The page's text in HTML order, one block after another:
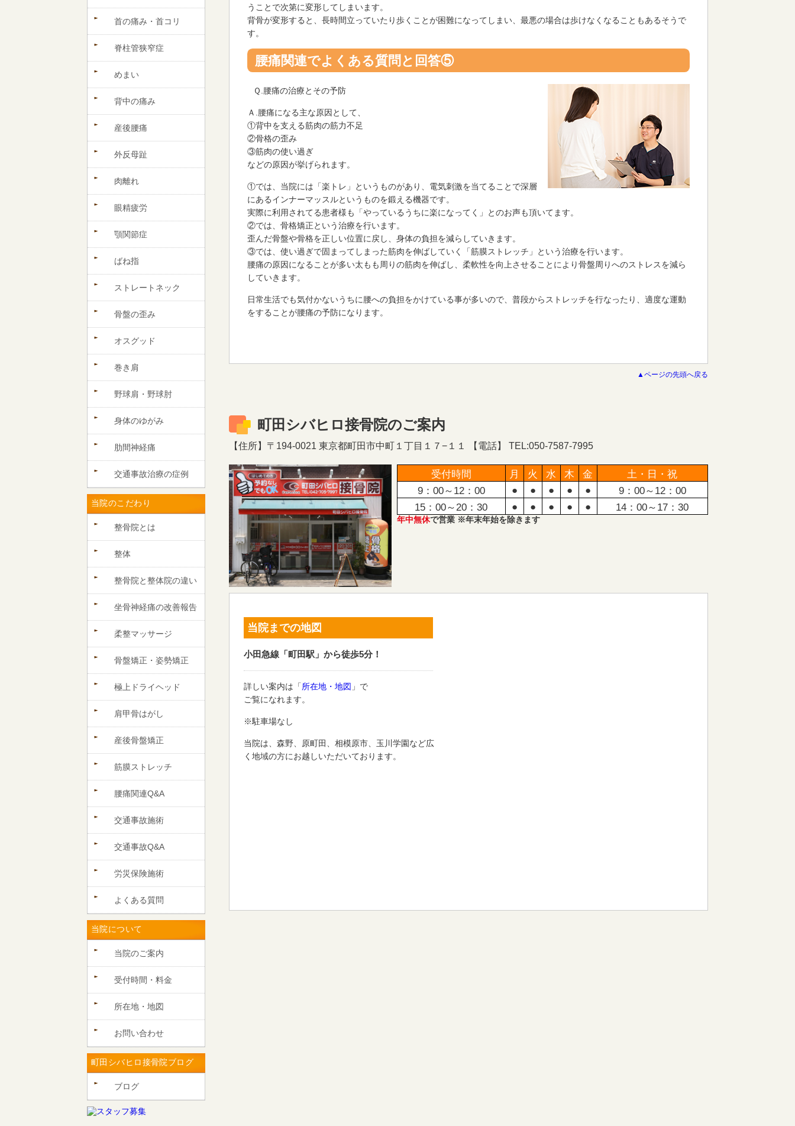
うことで次第に変形してしまいます。
背骨が変形すると、長時間立っていたり歩くことが困難になってしまい、最悪の場合は歩けなくなることもあるそうで
す。
腰痛関連でよくある質問と回答⑤
Ｑ.腰痛の治療とその予防
Ａ.腰痛になる主な原因として、
①背中を支える筋肉の筋力不足
②骨格の歪み
③筋肉の使い過ぎ
などの原因が挙げられます。
①では、当院には「楽トレ」というものがあり、電気刺激を当てることで深層
にあるインナーマッスルというものを鍛える機器です。
実際に利用されてる患者様も「やっているうちに楽になってく」とのお声も頂いてます。
②では、骨格矯正という治療を行います。
歪んだ骨盤や骨格を正しい位置に戻し、身体の負担を減らしていきます。
③では、使い過ぎで固まってしまった筋肉を伸ばしていく「筋膜ストレッチ」という治療を行います。
腰痛の原因になることが多い太もも周りの筋肉を伸ばし、柔軟性を向上させることにより骨盤周りへのストレスを減ら
していきます。
日常生活でも気付かないうちに腰への負担をかけている事が多いので、普段からストレッチを行なったり、適度な運動
をすることが腰痛の予防になります。
▲ページの先頭へ戻る
町田シバヒロ接骨院のご案内
【住所】〒194-0021 東京都町田市中町１丁目１７−１１ 【電話】 TEL:050-7587-7995
受付時間 月 火 水 木 金
土・日・祝
9：00～12：00
● ● ● ● ●
9：00～12：00
15：00～20：30
● ● ● ● ● 14：00～17：30
年中無休で営業 ※年末年始を除きます
当院までの地図
小田急線「町田駅」から徒歩5分！
詳しい案内は「所在地・地図 」で
ご覧になれます。
※駐車場なし
当院は、森野、原町田、相模原市、玉川学園など広
く地域の方にお越しいただいております。
首の痛み・首コリ
脊柱管狭窄症
めまい
背中の痛み
産後腰痛
外反母趾
肉離れ
眼精疲労
顎関節症
ばね指
ストレートネック
骨盤の歪み
オスグッド
巻き肩
野球肩・野球肘
身体のゆがみ
肋間神経痛
交通事故治療の症例
当院のこだわり
整骨院とは
整体
整骨院と整体院の違い
坐骨神経痛の改善報告
柔整マッサージ
骨盤矯正・姿勢矯正
極上ドライヘッド
肩甲骨はがし
産後骨盤矯正
筋膜ストレッチ
腰痛関連Q&A
交通事故施術
交通事故Q&A
労災保険施術
よくある質問
当院について
当院のご案内
受付時間・料金
所在地・地図
お問い合わせ
町田シバヒロ接骨院ブログ
ブログ